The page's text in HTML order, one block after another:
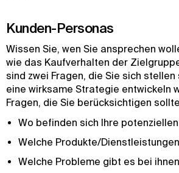
Kunden-Personas
Wissen Sie, wen Sie ansprechen
wie das Kaufverhalten der
sind zwei Fragen, die Sie sich stellen
eine wirksame Strategie entwickeln
Fragen, die Sie berücksichtigen
Wo befinden sich Ihre
Welche Produkte/
Welche Probleme gibt es bei